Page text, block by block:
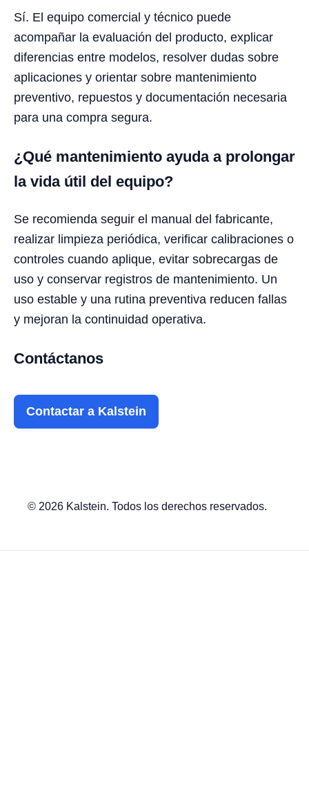
Sí. El equipo comercial y técnico puede
acompañar la evaluación del producto, explicar
diferencias entre modelos, resolver dudas sobre
aplicaciones y orientar sobre mantenimiento
preventivo, repuestos y documentación necesaria
para una compra segura.
¿Qué mantenimiento ayuda a prolongar
la vida útil del equipo?
Se recomienda seguir el manual del fabricante,
realizar limpieza periódica, verificar calibraciones o
controles cuando aplique, evitar sobrecargas de
uso y conservar registros de mantenimiento. Un
uso estable y una rutina preventiva reducen fallas
y mejoran la continuidad operativa.
Contáctanos
Contactar a Kalstein
© 2026 Kalstein. Todos los derechos reservados.